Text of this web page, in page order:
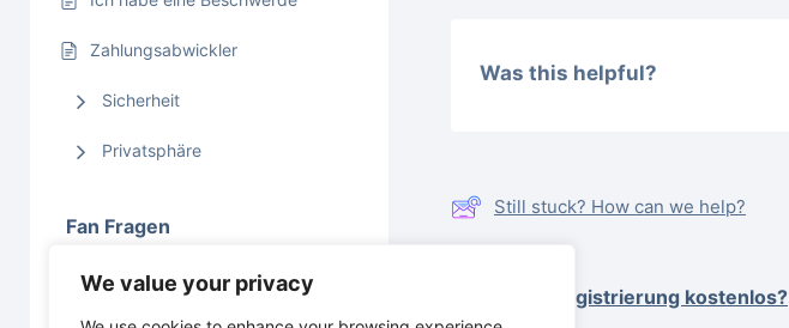
We value your privacy
Zahlungsabwickler
Sicherheit
Privatsphäre
Fan Fragen
Creator Fragen
Was this helpful?
Still stuck? How can we help?
Ist die Registrierung kostenlos?